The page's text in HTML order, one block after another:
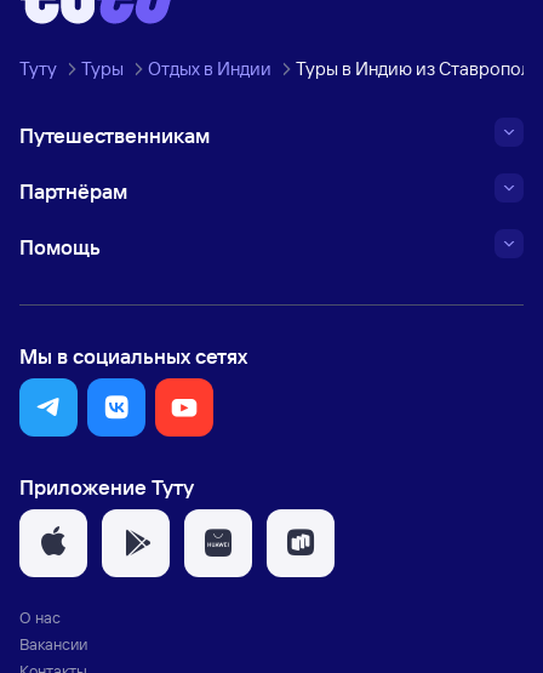
Туту Туры Отдых в Индии Туры в Индию из Ставрополя
Путешественникам
Партнёрам
Помощь
Мы в социальных сетях
Приложение Туту
О нас
Вакансии